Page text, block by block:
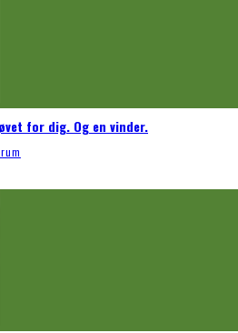
for dig. Og en vinder.